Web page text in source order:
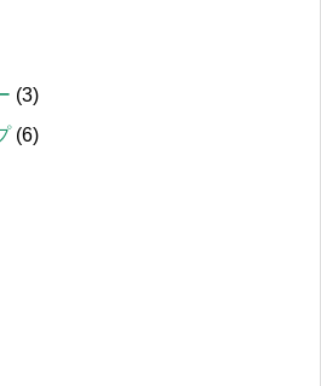
(3)
(6)